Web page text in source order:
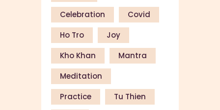
Celebration
Covid
Ho Tro
Joy
Kho Khan
Mantra
Meditation
Practice
Tu Thien